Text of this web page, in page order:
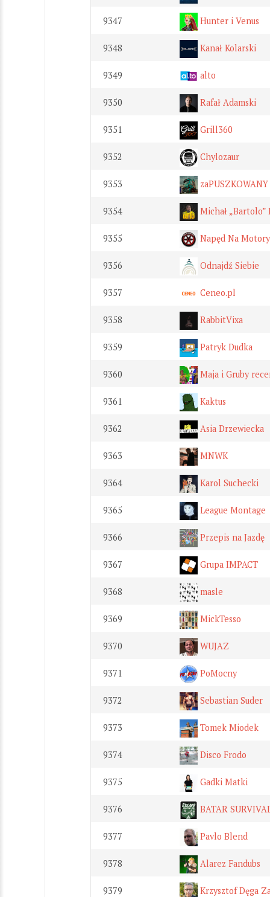
9347 Hunter i Venus
9348 Kanał Kolarski
9349 alto
9350 Rafał Adamski
9351 Grill360
9352 Chylozaur
9353 zaPUSZKOWANY
9354 Michał „Bartolo”
9355 Napęd Na
9356 Odnajdź Siebie
9357 Ceneo.pl
9358 RabbitVixa
9359 Patryk Dudka
9360 Maja i Gruby
9361 Kaktus
9362 Asia Drzewiecka
9363 MNWK
9364 Karol Suchecki
9365 League Montage
9366 Przepis na Jazdę
9367 Grupa IMPACT
9368 masle
9369 MickTesso
9370 WUJAZ
9371 PoMocny
9372 Sebastian Suder
9373 Tomek Miodek
9374 Disco Frodo
9375 Gadki Matki
9376 BATAR
9377 Pavlo Blend
9378 Alarez Fandubs
9379 Krzysztof Dęga